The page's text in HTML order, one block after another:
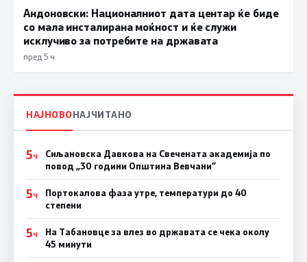
Андоновски: Националниот дата центар ќе биде
со мала инсталирана моќност и ќе служи
исклучиво за потребите на државата
пред 5 ч.
НАЈНОВОНАЈЧИТАНО
5Ч
Сиљановска Давкова на Свечената академија по
повод „30 години Општина Вевчани“
5Ч
Портокалова фаза утре, температури до 40
степени
5Ч
На Табановце за влез во државата се чека околу
45 минути